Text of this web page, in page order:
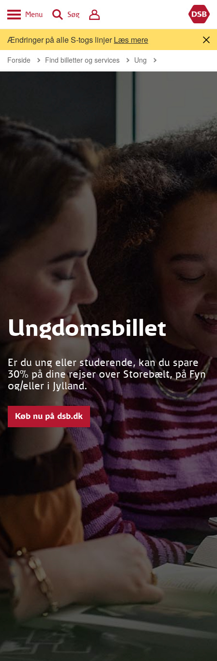
Menu Søg
Ændringer på alle S-togs linjerLæs mere
Forside Find billetter og services Ung
Ungdomsbillet
Er du ung eller studerende, kan du spare
30% på dine rejser over Storebælt, på Fyn
og/eller i Jylland.
Køb nu på dsb.dk